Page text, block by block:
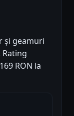
și geamuri
RON la